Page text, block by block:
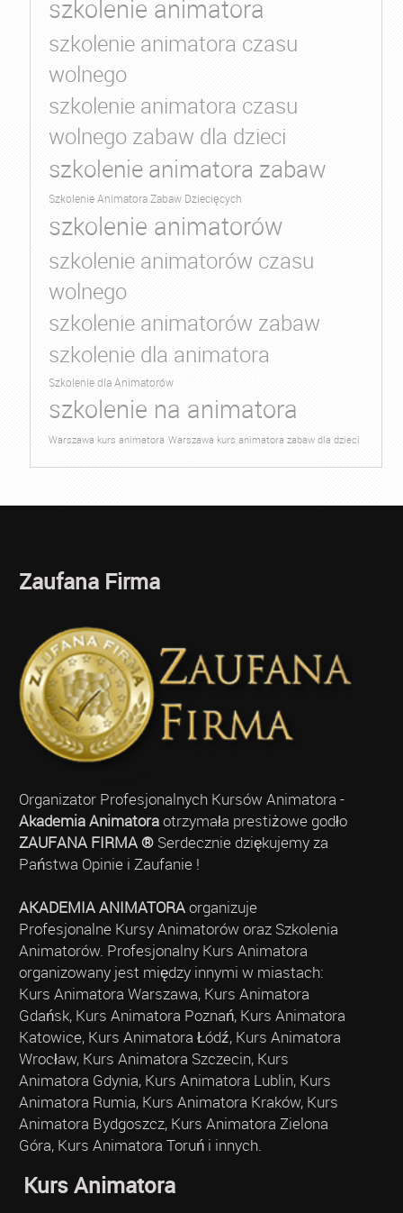
szkolenie animatora
szkolenie animatora czasu
wolnego
szkolenie animatora czasu
wolnego zabaw dla dzieci
szkolenie animatora zabaw
Szkolenie Animatora Zabaw Dziecięcych
szkolenie animatorów
szkolenie animatorów czasu
wolnego
szkolenie animatorów zabaw
szkolenie dla animatora
Szkolenie dla Animatorów
szkolenie na animatora
Warszawa kurs animatora Warszawa kurs animatora zabaw dla dzieci
Zaufana Firma
Organizator Profesjonalnych Kursów Animatora -
Akademia Animatoraotrzymała prestiżowe godło
ZAUFANA FIRMA ®Serdecznie dziękujemy za
Państwa Opinie i Zaufanie !
AKADEMIA ANIMATORAorganizuje
Profesjonalne Kursy Animatorów oraz Szkolenia
Animatorów. Profesjonalny Kurs Animatora
organizowany jest między innymi w miastach:
Kurs Animatora Warszawa, Kurs Animatora
Gdańsk, Kurs Animatora Poznań, Kurs Animatora
Katowice, Kurs Animatora Łódź, Kurs Animatora
Wrocław, Kurs Animatora Szczecin, Kurs
Animatora Gdynia, Kurs Animatora Lublin, Kurs
Animatora Rumia, Kurs Animatora Kraków, Kurs
Animatora Bydgoszcz, Kurs Animatora Zielona
Góra, Kurs Animatora Toruń i innych.
Kurs Animatora